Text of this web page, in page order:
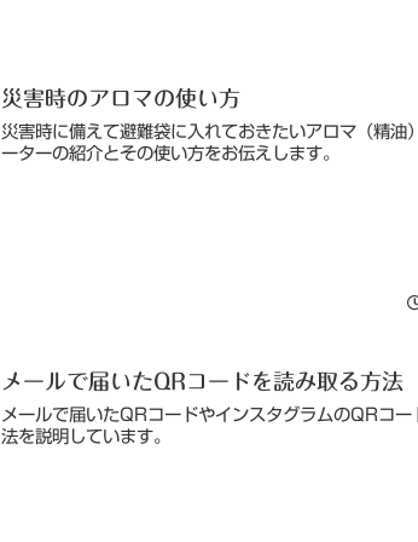
災害時のアロマの使い方
災害時に備えて避難袋に入れておきたいアロマ（精油
ーターの紹介とその使い方をお伝えします。
メールで届いたQRコードを読み取る方法
メールで届いたQRコードやインスタグラムのQRコー
法を説明しています。